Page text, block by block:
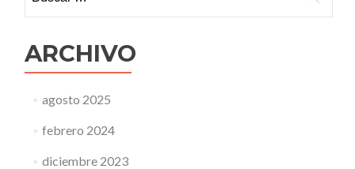
ARCHIVO
agosto 2025
febrero 2024
diciembre 2023